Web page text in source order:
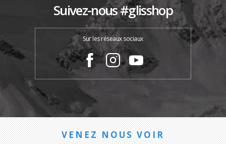
Suivez-nous #glisshop
Sur les réseaux sociaux
VENEZ NOUS VOIR